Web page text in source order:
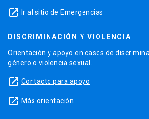
launch Ir al sitio de Emergencias
DISCRIMINACIÓN Y VIOLENCIA
Orientación y apoyo en casos de
género o violencia sexual.
launch Contacto para apoyo
launch Más orientación